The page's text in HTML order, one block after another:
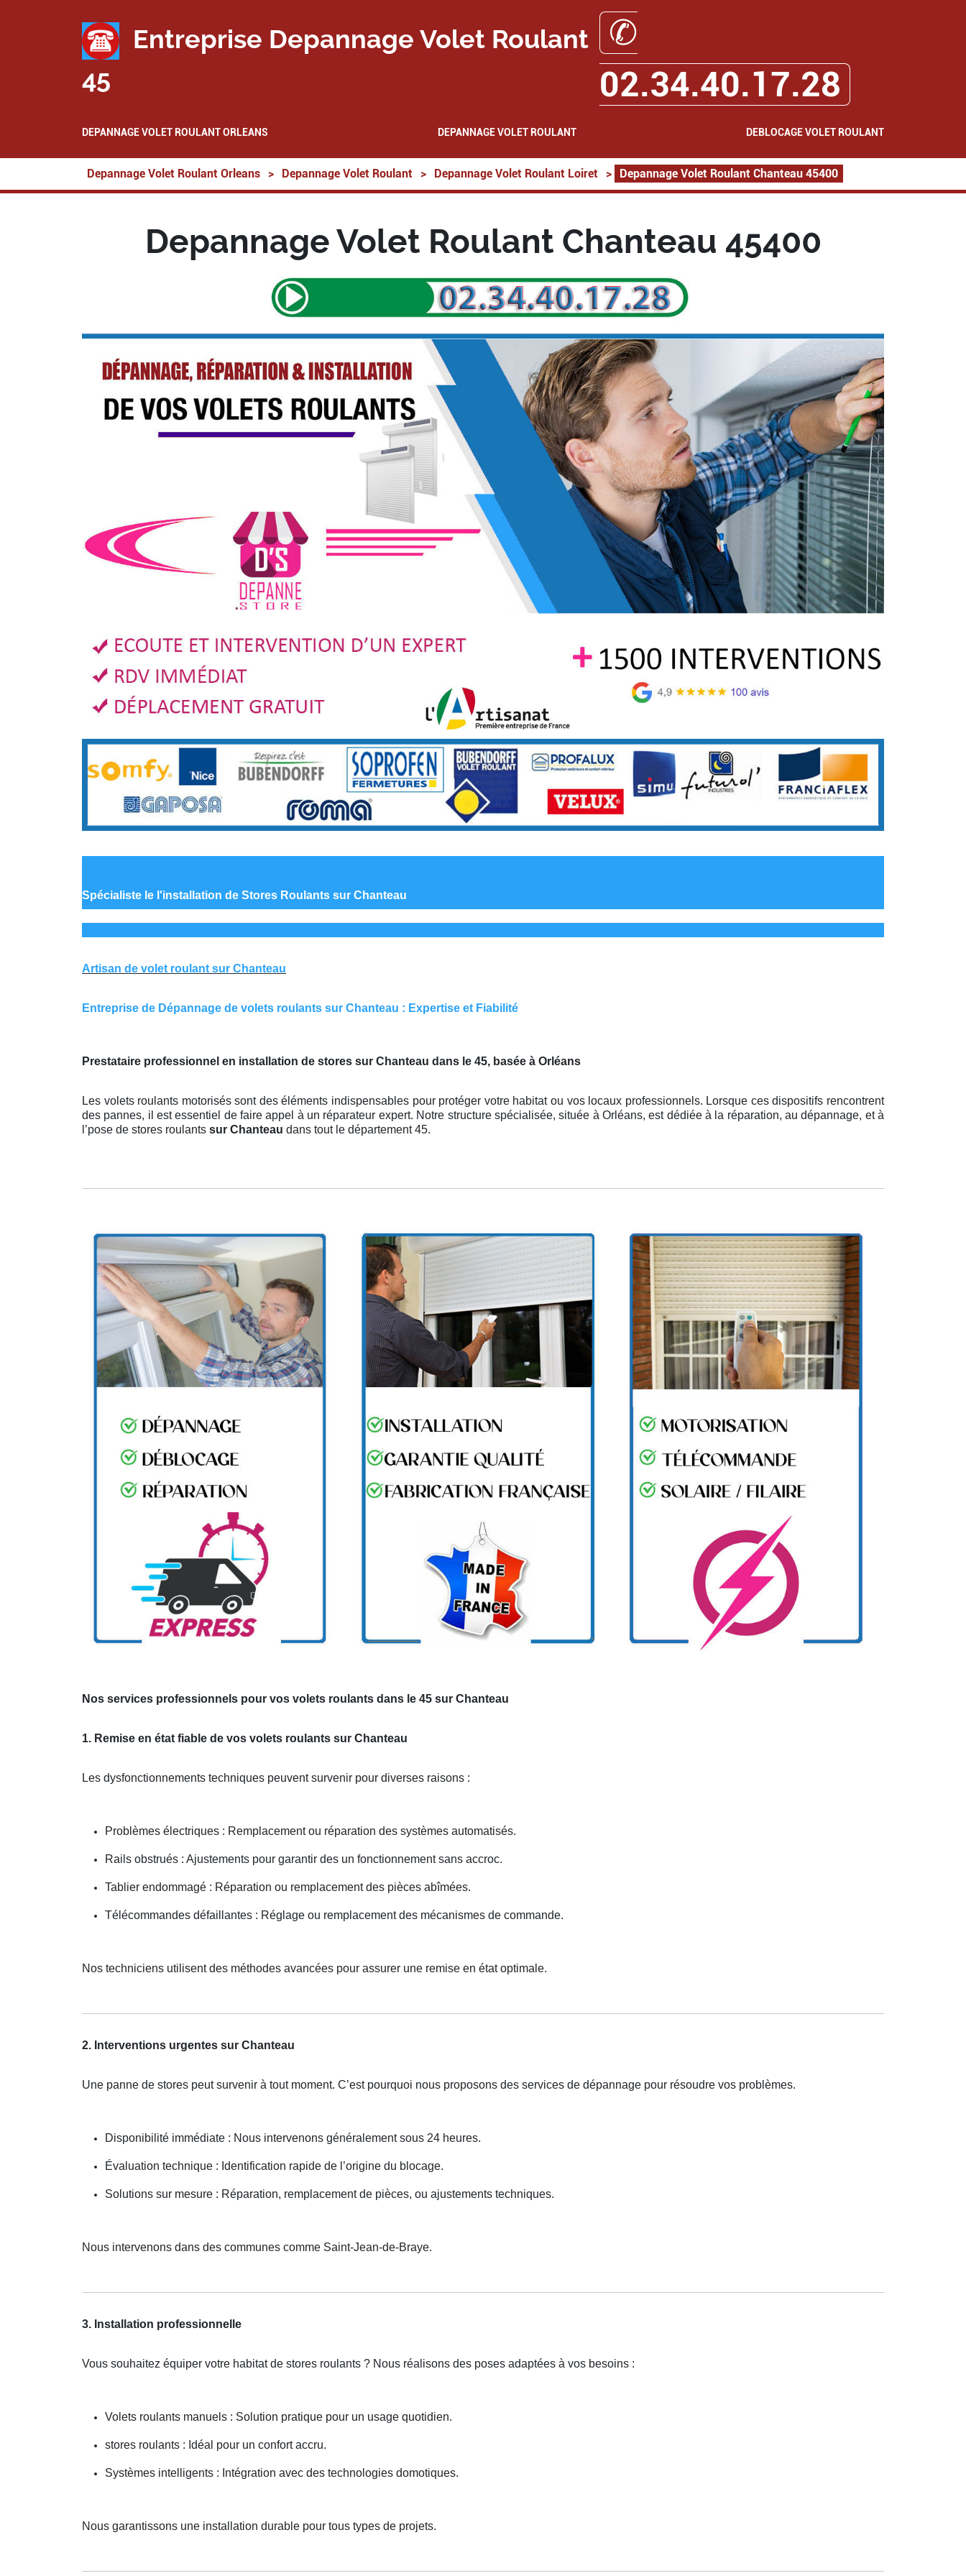
Entreprise Depannage Volet Roulant
45
✆
02.34.40.17.28
DEPANNAGE VOLET ROULANT ORLEANS DEPANNAGE VOLET ROULANT DEBLOCAGE VOLET ROULANT
Depannage Volet Roulant Orleans > Depannage Volet Roulant > Depannage Volet Roulant Loiret > Depannage Volet Roulant Chanteau 45400
Depannage Volet Roulant Chanteau 45400
Spécialiste le l'installation de Stores Roulants sur Chanteau
Artisan de volet roulant sur Chanteau
Entreprise de Dépannage de volets roulants sur Chanteau : Expertise et Fiabilité
Prestataire professionnel en installation de stores sur Chanteau dans le 45, basée à Orléans
Les volets roulants motorisés sont des éléments indispensables pour protéger votre habitat ou vos locaux professionnels. Lorsque ces dispositifs rencontrent
des pannes, il est essentiel de faire appel à un réparateur expert. Notre structure spécialisée, située à Orléans, est dédiée à la réparation, au dépannage, et à
l’pose de stores roulants sur Chanteau dans tout le département 45.
Nos services professionnels pour vos volets roulants dans le 45 sur Chanteau
1. Remise en état fiable de vos volets roulants sur Chanteau
Les dysfonctionnements techniques peuvent survenir pour diverses raisons :
Problèmes électriques : Remplacement ou réparation des systèmes automatisés.
Rails obstrués : Ajustements pour garantir des un fonctionnement sans accroc.
Tablier endommagé : Réparation ou remplacement des pièces abîmées.
Télécommandes défaillantes : Réglage ou remplacement des mécanismes de commande.
Nos techniciens utilisent des méthodes avancées pour assurer une remise en état optimale.
2. Interventions urgentes sur Chanteau
Une panne de stores peut survenir à tout moment. C’est pourquoi nous proposons des services de dépannage pour résoudre vos problèmes.
Disponibilité immédiate : Nous intervenons généralement sous 24 heures.
Évaluation technique : Identification rapide de l’origine du blocage.
Solutions sur mesure : Réparation, remplacement de pièces, ou ajustements techniques.
Nous intervenons dans des communes comme Saint-Jean-de-Braye.
3. Installation professionnelle
Vous souhaitez équiper votre habitat de stores roulants ? Nous réalisons des poses adaptées à vos besoins :
Volets roulants manuels : Solution pratique pour un usage quotidien.
stores roulants : Idéal pour un confort accru.
Systèmes intelligents : Intégration avec des technologies domotiques.
Nous garantissons une installation durable pour tous types de projets.